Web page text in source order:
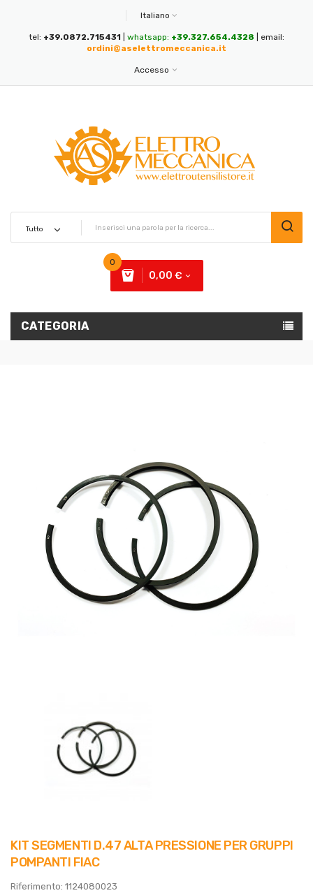
Italiano
tel: +39.0872.715431 whatsapp: +39.327.654.4328 | email:
ordini@aselettromeccanica.it
Accesso
0
0,00 €
CATEGORIA
KIT SEGMENTI D.47 ALTA PRESSIONE PER GRUPPI
POMPANTI FIAC
Riferimento: 1124080023